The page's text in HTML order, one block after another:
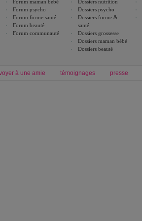
Forum maman bébé
Forum psycho
Forum forme santé
Forum beauté
Forum communauté
Dossiers nutrition
Dossiers psycho
Dossiers forme &
santé
Dossiers grossesse
Dossiers maman bébé
Dossiers beauté
à une amie témoignages presse